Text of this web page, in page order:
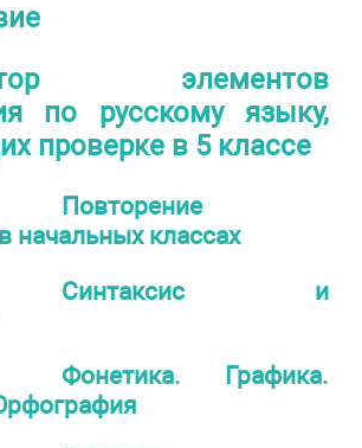
элементов
по русскому языку,
проверке в 5 классе
Повторение
начальных классах
Синтаксис и
Фонетика. Графика.